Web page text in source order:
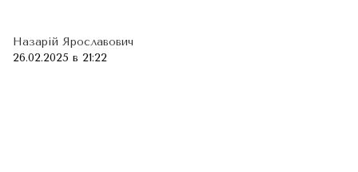
Назарій Ярославович
26.02.2025 в 21:22